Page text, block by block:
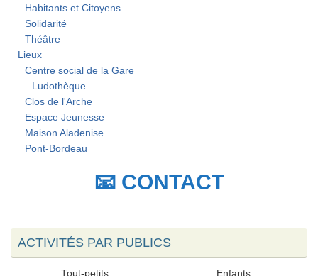
Habitants et Citoyens
Solidarité
Théâtre
Lieux
Centre social de la Gare
Ludothèque
Clos de l'Arche
Espace Jeunesse
Maison Aladenise
Pont-Bordeau
📧 CONTACT
ACTIVITÉS PAR PUBLICS
Tout-petits Enfants